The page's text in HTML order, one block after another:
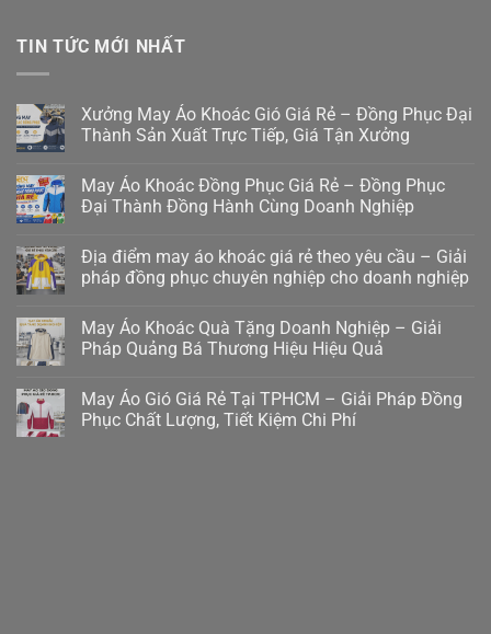
TIN TỨC MỚI NHẤT
Xưởng May Áo Khoác Gió Giá Rẻ – Đồng Phục Đại
Thành Sản Xuất Trực Tiếp, Giá Tận Xưởng
May Áo Khoác Đồng Phục Giá Rẻ – Đồng Phục
Đại Thành Đồng Hành Cùng Doanh Nghiệp
Địa điểm may áo khoác giá rẻ theo yêu cầu – Giải
pháp đồng phục chuyên nghiệp cho doanh nghiệp
May Áo Khoác Quà Tặng Doanh Nghiệp – Giải
Pháp Quảng Bá Thương Hiệu Hiệu Quả
May Áo Gió Giá Rẻ Tại TPHCM – Giải Pháp Đồng
Phục Chất Lượng, Tiết Kiệm Chi Phí